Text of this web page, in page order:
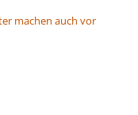
machen auch vor